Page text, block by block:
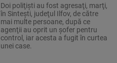
Doi poliţişti au fost agresaţi, marţi,
în Sinteşti, judeţul Ilfov, de către
mai multe persoane, după ce
agenţii au oprit un şofer pentru
control, iar acesta a fugit în curtea
unei case.